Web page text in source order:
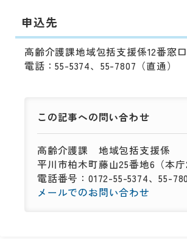
申込先
高齢介護課地域包括支援係12番窓口
電話：55-5374、55-7807（直通）
この記事への問い合わせ
高齢介護課 地域包括支援係
平川市柏木町藤山25番地6（本庁
電話番号：0172-55-5374、55-
メールでのお問い合わせ